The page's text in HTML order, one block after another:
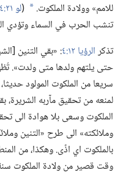
للامم» وولادة الملكوت.‏ *
(‏لو ٢١:‏٢٤
تنشب الحرب في السماء وتؤدي
تذكرالرؤيا ١٢:‏٤
‏:‏ «بقي التنين
حتى يلتهم ولدها متى ولدت».‏
سريعا من الملكوت المولود
لمنعه من تحقيق مآربه
الملكوت وسعى بلا هوادة الى
وملائكته» الى طرح «التنين
بالملكوت اي اذًى.‏ وهكذا،‏ من
وقت قصير من ولادة الملكوت سنة